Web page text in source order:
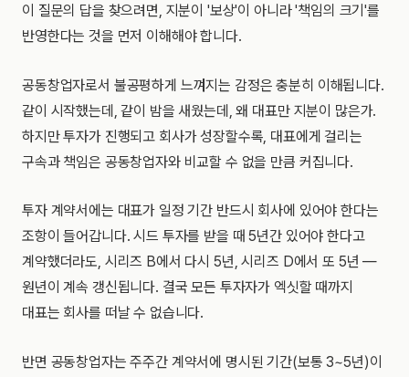
이 질문의 답을 찾으려면, 지분이 '보상'이 아니라 '책임의 크기'를
반영한다는 것을 먼저 이해해야 합니다.
공동창업자로서 불공평하게 느껴지는 감정은 충분히 이해됩니다.
같이 시작했는데, 같이 밤을 새웠는데, 왜 대표만 지분이 많은가.
하지만 투자가 진행되고 회사가 성장할수록, 대표에게 걸리는
구속과 책임은 공동창업자와 비교할 수 없을 만큼 커집니다.
투자 계약서에는 대표가 일정 기간 반드시 회사에 있어야 한다는
조항이 들어갑니다. 시드 투자를 받을 때 5년간 있어야 한다고
계약했더라도, 시리즈 B에서 다시 5년, 시리즈 D에서 또 5년 —
원년이 계속 갱신됩니다. 결국 모든 투자자가 엑싯할 때까지
대표는 회사를 떠날 수 없습니다.
반면 공동창업자는 주주간 계약서에 명시된 기간(보통 3~5년)이